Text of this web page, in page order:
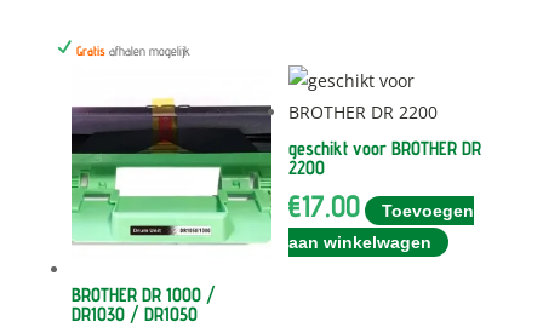
N Gratis afhalen mogelijk
BROTHER DR 1000 /
DR1030 / DR1050
geschikt voor BROTHER DR
2200
€17.00
Toevoegen
aan winkelwagen